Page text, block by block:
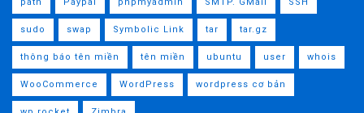
sudo swap Symbolic Link tar tar.gz
thông báo tên miền tên miền ubuntu user whois
WooCommerce WordPress wordpress cơ bản